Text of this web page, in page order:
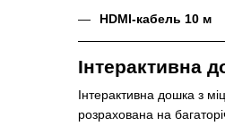
HDMI-кабель 10 м
Інтерактивна
Інтерактивна дошка з
розрахована на